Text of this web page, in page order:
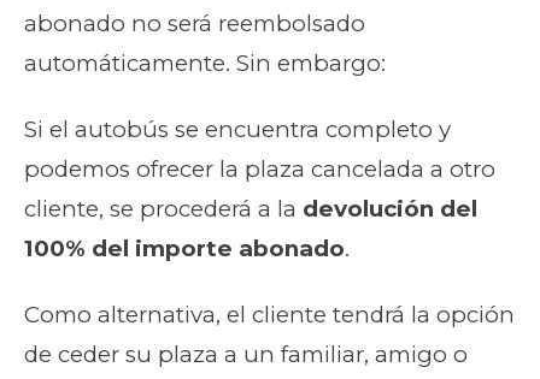
abonado no será reembolsado
automáticamente. Sin embargo:
Si el autobús se encuentra completo y
podemos ofrecer la plaza cancelada a otro
cliente, se procederá a la devolución del
100% del importe abonado.
Como alternativa, el cliente tendrá la opción
de ceder su plaza a un familiar, amigo o